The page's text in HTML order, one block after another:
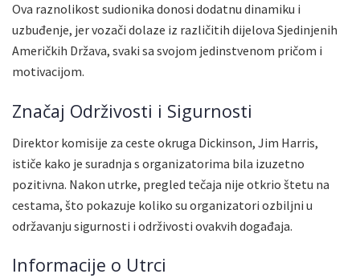
Ova raznolikost sudionika donosi dodatnu dinamiku i
uzbuđenje, jer vozači dolaze iz različitih dijelova Sjedinjenih
Američkih Država, svaki sa svojom jedinstvenom pričom i
motivacijom.
Značaj Održivosti i Sigurnosti
Direktor komisije za ceste okruga Dickinson, Jim Harris,
ističe kako je suradnja s organizatorima bila izuzetno
pozitivna. Nakon utrke, pregled tečaja nije otkrio štetu na
cestama, što pokazuje koliko su organizatori ozbiljni u
održavanju sigurnosti i održivosti ovakvih događaja.
Informacije o Utrci